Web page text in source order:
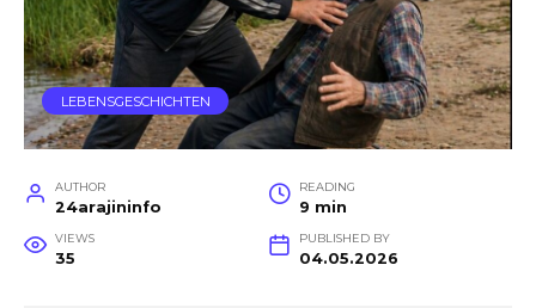
LEBENSGESCHICHTEN
AUTHOR
24arajininfo
READING
9 min
VIEWS
35
PUBLISHED BY
04.05.2026